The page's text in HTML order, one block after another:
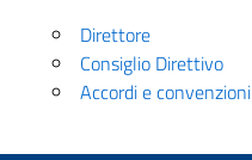
Direttore
Consiglio Direttivo
Accordi e convenzioni